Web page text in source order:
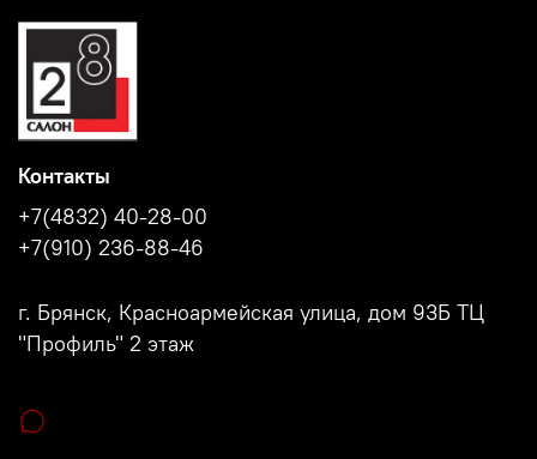
Контакты
+7(4832) 40-28-00
+7(910) 236-88-46
г. Брянск, Красноармейская улица, дом 93Б ТЦ
"Профиль" 2 этаж